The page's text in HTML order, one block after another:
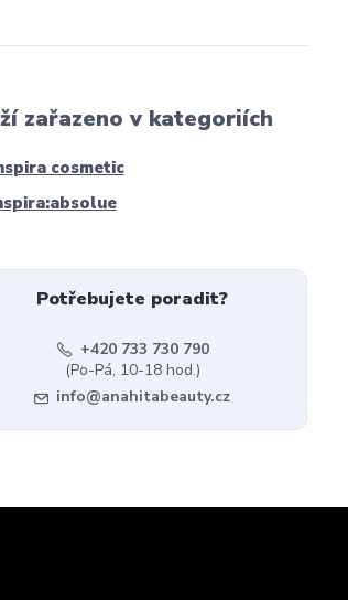
zařazeno v kategoriích
cosmetic
Potřebujete poradit?
+420 733 730 790
(Po-Pá, 10-18 hod.)
info@anahitabeauty.cz